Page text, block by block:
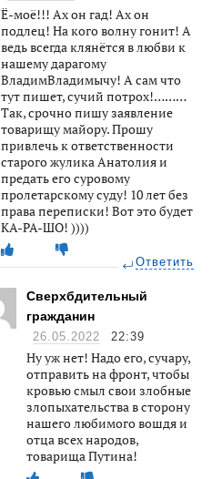
Ё-моё!!! Ах он гад! Ах он
подлец! На кого волну гонит! А
ведь всегда клянётся в любви к
нашему дарагому
ВладимВладимычу! А сам что
тут пишет, сучий потрох!………
Так, срочно пишу заявление
товарищу майору. Прошу
привлечь к ответственности
старого жулика Анатолия и
предать его суровому
пролетарскому суду! 10 лет без
права переписки! Вот это будет
КА-РА-ШО! ))))
Ответить
Сверхбдительный
гражданин
26.05.2022 22:39
Ну уж нет! Надо его, сучару,
отправить на фронт, чтобы
кровью смыл свои злобные
злопыхательства в сторону
нашего любимого вошдя и
отца всех народов,
товарища Путина!